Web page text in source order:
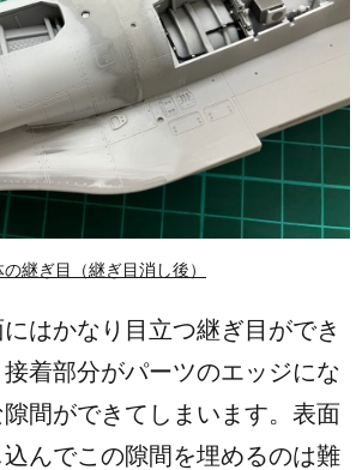
継ぎ目（継ぎ目消し後）
はかなり目立つ継ぎ目ができ
着部分がパーツのエッジにな
間ができてしまいます。表面
んでこの隙間を埋めるのは難